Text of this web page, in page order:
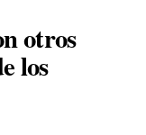
otros
los